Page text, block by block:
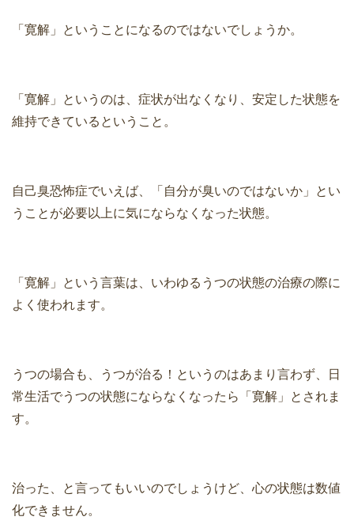
「寛解」ということになるのではないでしょうか。
「寛解」というのは、症状が出なくなり、安定した状態を
維持できているということ。
自己臭恐怖症でいえば、「自分が臭いのではないか」とい
うことが必要以上に気にならなくなった状態。
「寛解」という言葉は、いわゆるうつの状態の治療の際に
よく使われます。
うつの場合も、うつが治る！というのはあまり言わず、日
常生活でうつの状態にならなくなったら「寛解」とされま
す。
治った、と言ってもいいのでしょうけど、心の状態は数値
化できません。